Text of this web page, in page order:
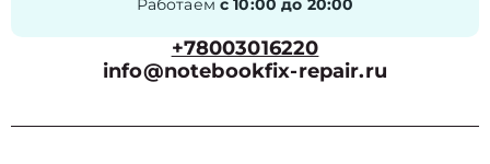
Работаем с 10:00 до 20:00
+78003016220
info@notebookfix-repair.ru